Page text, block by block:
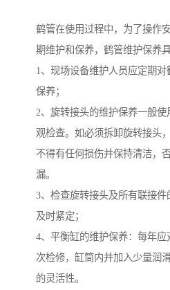
鹤管在使用过程中，为了操作
期维护和保养，鹤管维护保养
1、现场设备维护人员应定期
保养；
2、旋转接头的维护保养一般
观检查。如必须拆卸旋转接头
不得有任何损伤并保持清洁，
漏。
3、检查旋转接头及所有联接
及时紧定；
4、平衡缸的维护保养：每年
次检修，缸筒内并加入少量润
的灵活性。